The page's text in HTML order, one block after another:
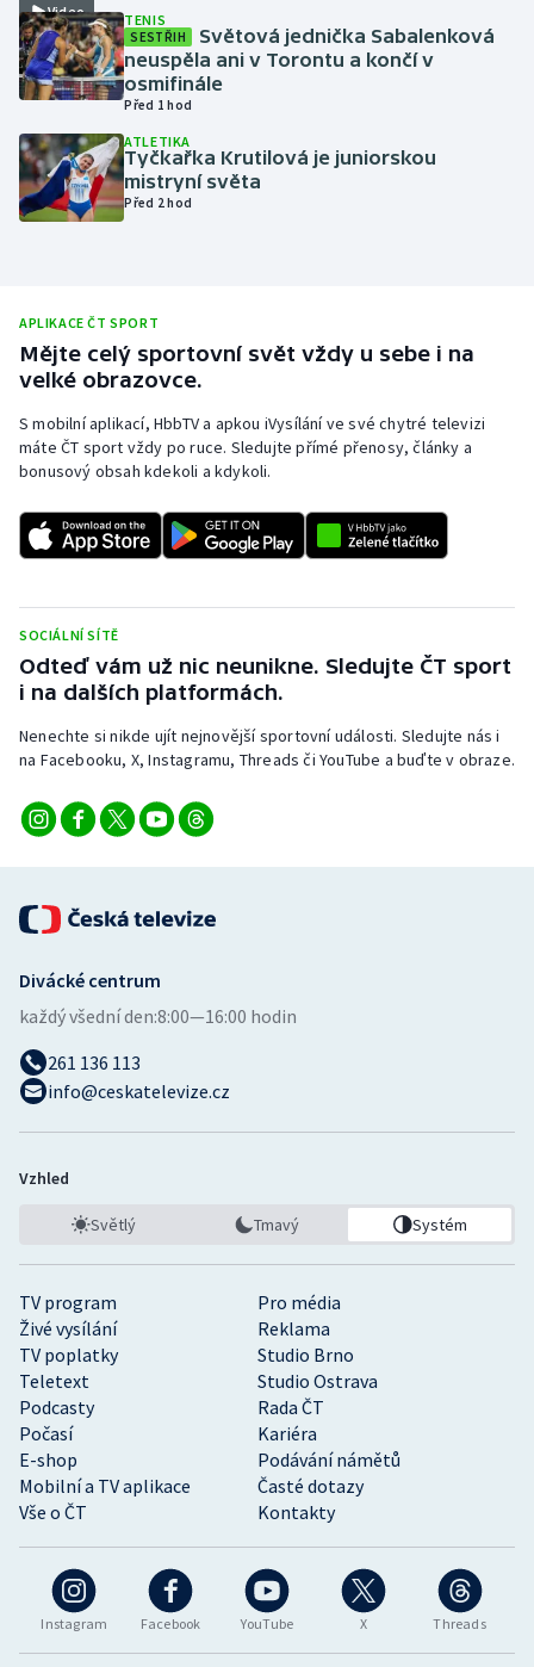
Motorsport
Olympijské hry
Parasport
Plavání
Ragby
Rychlobruslení
Rychlostní kanoistika
Sportovní střelba
Stolní tenis
Triatlon
Veslování
Volejbal
Ostatní
Video TENIS
SESTŘIH
Světová jednička Sabalenková
neuspěla ani v Torontu a končí v
osmifinále
Před 1 hod
ATLETIKA
Tyčkařka Krutilová je juniorskou
mistryní světa
Před 2 hod
APLIKACE ČT SPORT
Mějte celý sportovní svět vždy u sebe i na
velké obrazovce.
S mobilní aplikací, HbbTV a apkou iVysílání ve své chytré televizi
máte ČT sport vždy po ruce. Sledujte přímé přenosy, články a
bonusový obsah kdekoli a kdykoli.
SOCIÁLNÍ SÍTĚ
Odteď vám už nic neunikne. Sledujte ČT sport
i na dalších platformách.
Nenechte si nikde ujít nejnovější sportovní události. Sledujte nás i
na Facebooku, X, Instagramu, Threads či YouTube a buďte v obraze.
Instagram Facebook YouTube X Threads
TV program
Pro média
Živé vysílání
Reklama
TV poplatky
Studio Brno
Teletext
Studio Ostrava
Podcasty
Rada ČT
Počasí
Kariéra
E-shop
Podávání námětů
Mobilní a TV aplikace
Časté dotazy
Vše o ČT
Kontakty
Divácké centrum
každý všední den:8:00—16:00 hodin
261 136 113
info@ceskatelevize.cz
Vzhled
Světlý Tmavý Systém